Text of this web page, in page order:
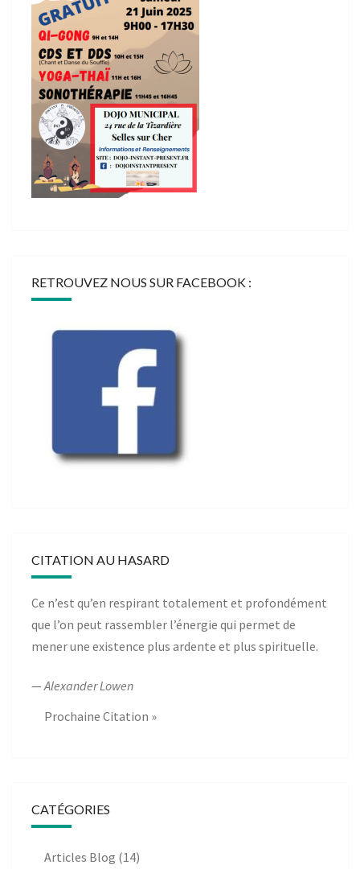
RETROUVEZ NOUS SUR FACEBOOK :
CITATION AU HASARD
Ce n’est qu’en respirant totalement et profondément
que l’on peut rassembler l’énergie qui permet de
mener une existence plus ardente et plus spirituelle.
— Alexander Lowen
Prochaine Citation »
CATÉGORIES
Articles Blog (14)